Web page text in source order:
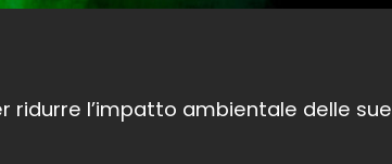
ridurre l’impatto ambientale delle sue